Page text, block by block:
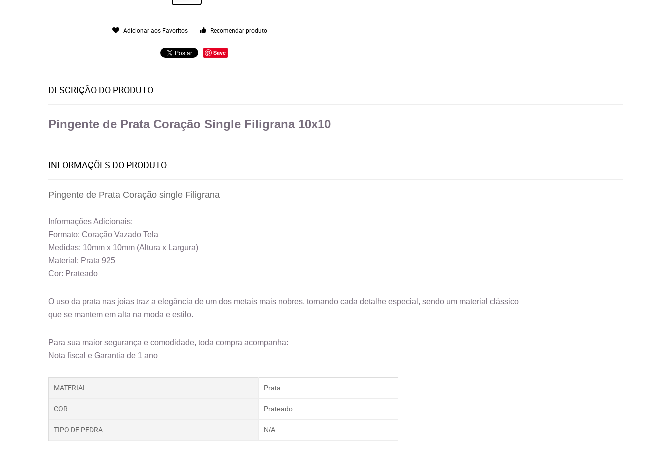
Adicionar aos Favoritos Recomendar produto
Save
DESCRIÇÃO DO PRODUTO
Pingente de Prata Coração Single Filigrana 10x10
INFORMAÇÕES DO PRODUTO
Pingente de Prata Coração single Filigrana
Informações Adicionais:
Formato: Coração Vazado Tela
Medidas: 10mm x 10mm (Altura x Largura)
Material: Prata 925
Cor: Prateado
O uso da prata nas joias traz a elegância de um dos metais mais nobres, tornando cada detalhe especial, sendo um material clássico
que se mantem em alta na moda e estilo.
Para sua maior segurança e comodidade, toda compra acompanha:
Nota fiscal e Garantia de 1 ano
MATERIAL Prata
COR Prateado
TIPO DE PEDRA N/A